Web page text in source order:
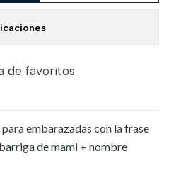
de favoritos
embarazadas con la frase
de mami + nombre